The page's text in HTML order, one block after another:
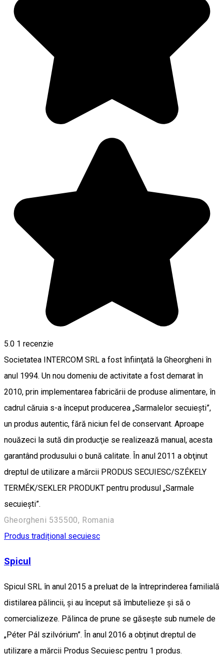
5.0 1 recenzie
Societatea INTERCOM SRL a fost înfiinţată la Gheorgheni în
anul 1994. Un nou domeniu de activitate a fost demarat în
2010, prin implementarea fabricării de produse alimentare, în
cadrul căruia s-a început producerea „Sarmalelor secuieşti”,
un produs autentic, fără niciun fel de conservant. Aproape
nouăzeci la sută din producţie se realizează manual, acesta
garantând produsului o bună calitate. În anul 2011 a obţinut
dreptul de utilizare a mărcii PRODUS SECUIESC/SZÉKELY
TERMÉK/SEKLER PRODUKT pentru produsul „Sarmale
secuieşti”.
Gheorgheni 535500, Romania
Produs tradițional secuiesc
Spicul
Spicul SRL în anul 2015 a preluat de la întreprinderea familială
distilarea pălincii, și au început să îmbutelieze și să o
comercializeze. Pălinca de prune se găsește sub numele de
„Péter Pál szilvórium”. În anul 2016 a obținut dreptul de
utilizare a mărcii Produs Secuiesc pentru 1 produs.